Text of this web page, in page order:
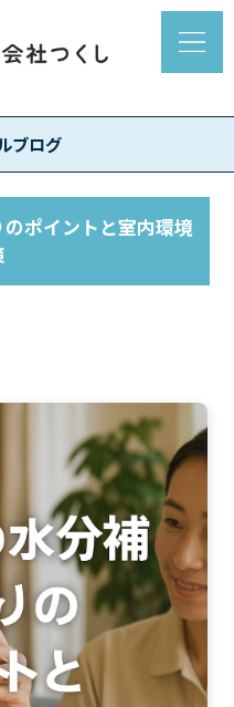
ブログ
ポイントと室内環境